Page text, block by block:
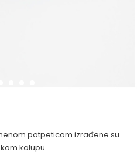
potpeticom izrađene su
kalupu.